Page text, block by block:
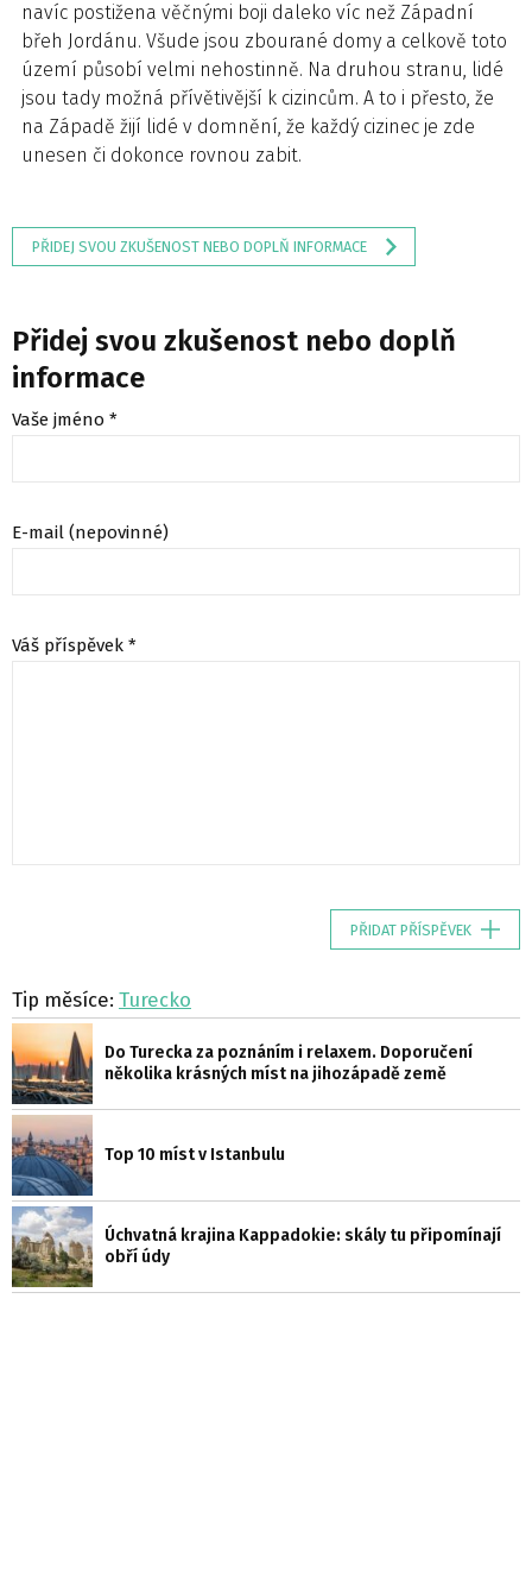
navíc postižena věčnými boji daleko víc než Západní
břeh Jordánu. Všude jsou zbourané domy a celkově toto
území působí velmi nehostinně. Na druhou stranu, lidé
jsou tady možná přívětivější k cizincům. A to i přesto, že
na Západě žijí lidé v domnění, že každý cizinec je zde
unesen či dokonce rovnou zabit.
PŘIDEJ SVOU ZKUŠENOST NEBO DOPLŇ INFORMACE
Přidej svou zkušenost nebo doplň
informace
Vaše jméno *
E-mail (nepovinné)
Váš příspěvek *
PŘIDAT PŘÍSPĚVEK
Tip měsíce: Turecko
Do Turecka za poznáním i relaxem. Doporučení
několika krásných míst na jihozápadě země
Top 10 míst v Istanbulu
Úchvatná krajina Kappadokie: skály tu připomínají
obří údy